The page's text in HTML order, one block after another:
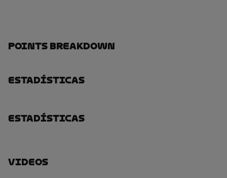
Points Breakdown
Estadísticas
Estadísticas
Videos